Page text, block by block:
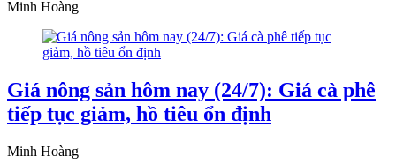
Minh Hoàng
Giá nông sản hôm nay (24/7): Giá cà phê
tiếp tục giảm, hồ tiêu ổn định
Minh Hoàng